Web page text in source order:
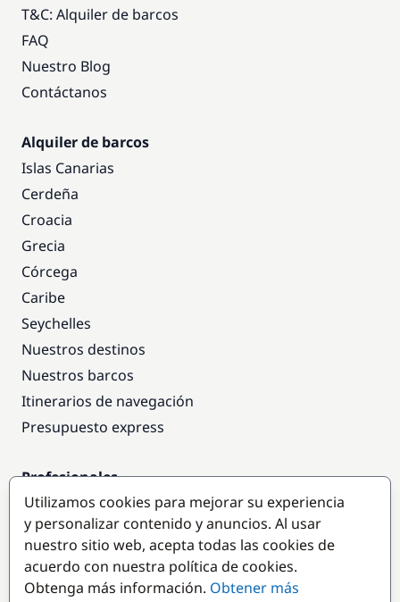
T&C: Alquiler de barcos
FAQ
Nuestro Blog
Contáctanos
Alquiler de barcos
Islas Canarias
Cerdeña
Croacia
Grecia
Córcega
Caribe
Seychelles
Nuestros destinos
Nuestros barcos
Itinerarios de navegación
Presupuesto express
Profesionales
Acceso empresas
Colaborar como empresa
Destinos populares
Utilizamos cookies para mejorar su experiencia
y personalizar contenido y anuncios. Al usar
nuestro sitio web, acepta todas las cookies de
acuerdo con nuestra política de cookies.
Obtenga más información. Obtener más